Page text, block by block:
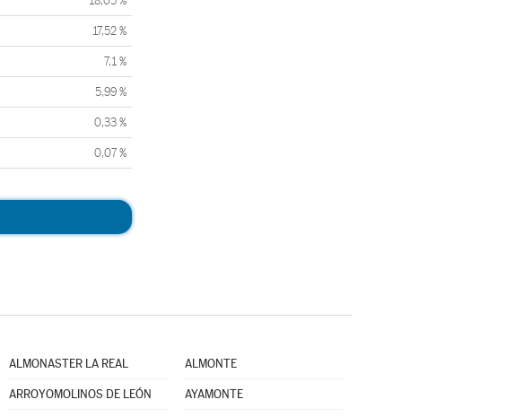
17,52 %
7,1 %
5,99 %
0,33 %
0,07 %
ALMONASTER LA REAL ALMONTE
ARROYOMOLINOS DE LEÓN AYAMONTE